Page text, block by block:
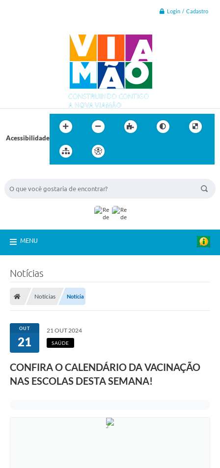
Login / Cadastro
Acessibilidade
MENU
Notícias
Notícias Notícia
OUT
21
21 OUT 2024
SAÚDE
CONFIRA O CALENDÁRIO DA VACINAÇÃO
NAS ESCOLAS DESTA SEMANA!